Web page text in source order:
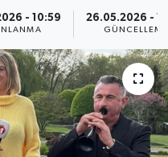
- 10:59 26.05.2026 -
GÜNCELLEME